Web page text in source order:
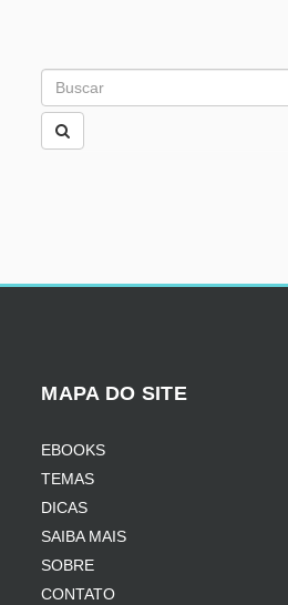
MAPA DO SITE
EBOOKS
TEMAS
DICAS
SAIBA MAIS
SOBRE
CONTATO